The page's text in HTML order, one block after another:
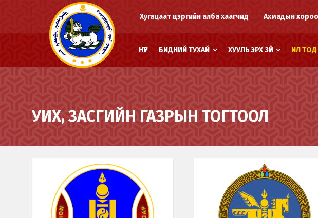
Хугацаат цэргийн алба хаагчид Ахмадын хороо
НҮҮР БИДНИЙ ТУХАЙ ХУУЛЬ ЭРХ ЗҮЙ ИЛ
УИХ, ЗАСГИЙН ГАЗРЫН ТОГТООЛ